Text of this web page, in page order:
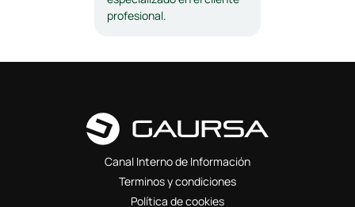
profesional.
Canal Interno de Información
Terminos y condiciones
Política de cookies